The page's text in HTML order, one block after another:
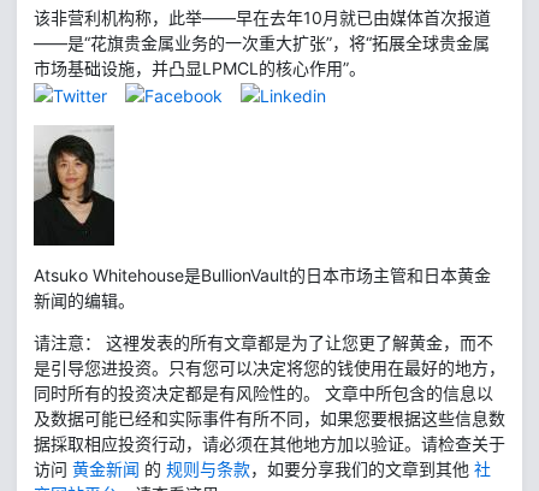
该非营利机构称，此举——早在去年10月就已由媒体首次报道
——是“花旗贵金属业务的一次重大扩张”，将“拓展全球贵金属
市场基础设施，并凸显LPMCL的核心作用”。
Atsuko Whitehouse是BullionVault的日本市场主管和日本黄金
新闻的编辑。
请注意： 这裡发表的所有文章都是为了让您更了解黄金，而不
是引导您进投资。只有您可以决定将您的钱使用在最好的地方，
同时所有的投资决定都是有风险性的。 文章中所包含的信息以
及数据可能已经和实际事件有所不同，如果您要根据这些信息数
据採取相应投资行动，请必须在其他地方加以验证。请检查关于
访问 黄金新闻 的 规则与条款，如要分享我们的文章到其他 社